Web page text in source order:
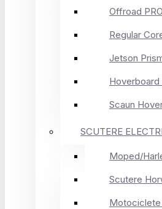
Offroad PRO
Regular
Jetson
Hoverboard
Scaun
SCUTERE
Moped/
Scutere